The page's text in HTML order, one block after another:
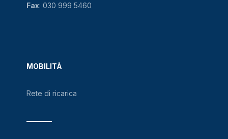
MOBILITÀ
Rete di ricarica
Fax: 030 999 5460